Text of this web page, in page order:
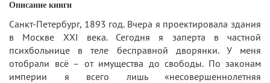
Описание книги
Санкт-Петербург, 1893 год. Вчера я проектировала здания
в Москве XXI века. Сегодня я заперта в частной
психбольнице в теле бесправной дворянки. У меня
отобрали всё – от имущества до свободы. По законам
империи я всего лишь «несовершеннолетняя